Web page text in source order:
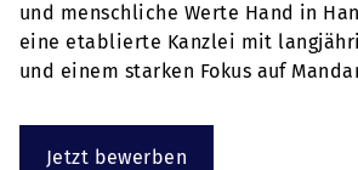
und menschliche Werte Hand in
eine etablierte Kanzlei mit
und einem starken Fokus auf
Jetzt bewerben